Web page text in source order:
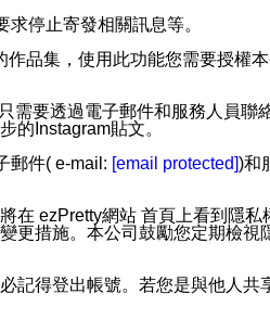
停止寄發相關訊息等。
品集，使用此功能您需要授權
要透過電子郵件和服務人員聯
的Instagram貼文。
郵件( e-mail: [email protected])和
ezPretty網站 首頁上看到隱
措施。本公司鼓勵您定期檢視
得登出帳號。若您是與他人共